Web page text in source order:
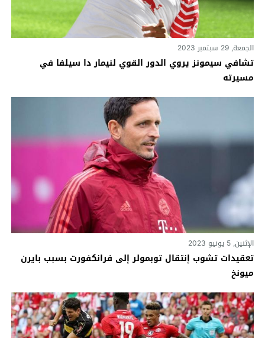
الجمعة, 29 سبتمبر 2023
تشافي سيمونز يروي الدور القوي لنيمار دا سيلفا في
مسيرته
الإثنين, 5 يونيو 2023
تعقيدات تشوب إنتقال توبمولر إلى فرانكفورت بسبب بايرن
ميونخ